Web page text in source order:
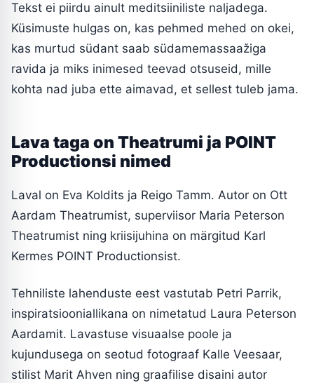
Tekst ei piirdu ainult meditsiiniliste naljadega.
Küsimuste hulgas on, kas pehmed mehed on okei,
kas murtud südant saab südamemassaažiga
ravida ja miks inimesed teevad otsuseid, mille
kohta nad juba ette aimavad, et sellest tuleb jama.
Lava taga on Theatrumi ja POINT
Productionsi nimed
Laval on Eva Koldits ja Reigo Tamm. Autor on Ott
Aardam Theatrumist, superviisor Maria Peterson
Theatrumist ning kriisijuhina on märgitud Karl
Kermes POINT Productionsist.
Tehniliste lahenduste eest vastutab Petri Parrik,
inspiratsiooniallikana on nimetatud Laura Peterson
Aardamit. Lavastuse visuaalse poole ja
kujundusega on seotud fotograaf Kalle Veesaar,
stilist Marit Ahven ning graafilise disaini autor